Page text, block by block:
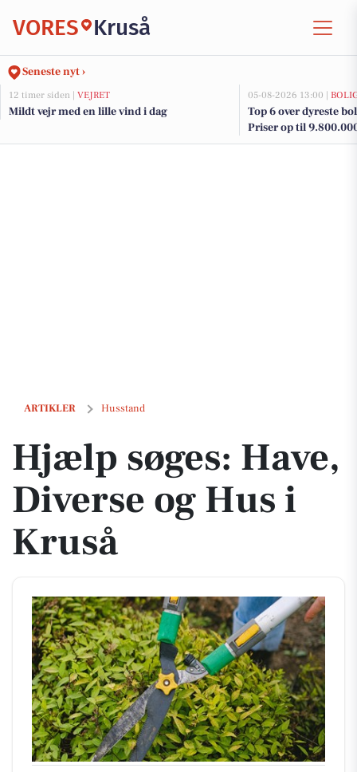
VORES Kruså
Seneste nyt ›
12 timer siden | VEJRET
Mildt vejr med en lille vind i dag
05-08-2026 13:00 |
Top 6 over dyreste
Priser op til
ARTIKLER Husstand
Hjælp søges: Have, Diverse og Hus i Kruså
Hjælp søges: Have,
Diverse og Hus i
Kruså